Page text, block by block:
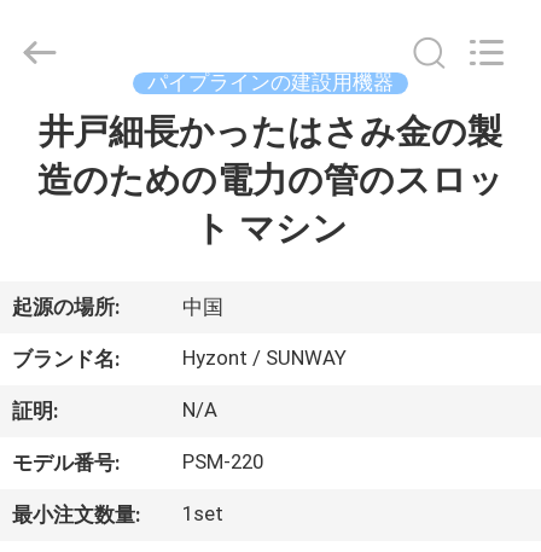
ダ
ク
ト
動
Hyzont(Shanghai)
Reserved.
パイプラインの建設用機器
井戸細長かったはさみ金の製
造のための電力の管のスロッ
ト マシン
起源の場所: 中国
ブランド名: Hyzont / SUNWAY
証明: N/A
モデル番号: PSM-220
最小注文数量: 1set